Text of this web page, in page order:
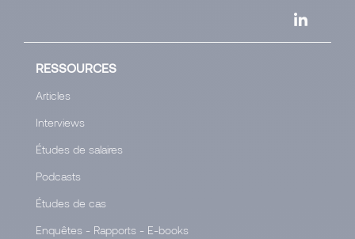
RESSOURCES
Articles
Interviews
Études de salaires
Podcasts
Études de cas
Enquêtes - Rapports - E-books